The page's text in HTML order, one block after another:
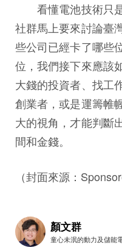
看懂電池技術只是
社群馬上要來討論臺
些公司已經卡了哪些
位，我們接下來應該
大錢的投資者、找工
創業者，或是運籌帷
大的視角，才能判斷
間和金錢。
（封面來源：
顏文群
童心未泯的動力及儲能